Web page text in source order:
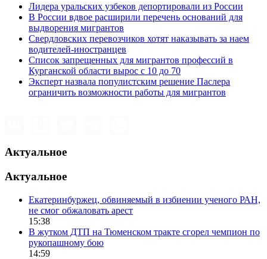
Лидера уральских узбеков депортировали из России
В России вдвое расширили перечень оснований для
выдворения мигрантов
Свердловских перевозчиков хотят наказывать за наем
водителей-иностранцев
Список запрещенных для мигрантов профессий в
Курганской области вырос с 10 до 70
Эксперт назвала популистским решение Паслера
ограничить возможности работы для мигрантов
Актуальное
Актуальное
Екатеринбуржец, обвиняемый в избиении ученого РАН,
не смог обжаловать арест
15:38
В жутком ДТП на Тюменском тракте сгорел чемпион по
рукопашному бою
14:59